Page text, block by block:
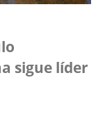
sigue líder